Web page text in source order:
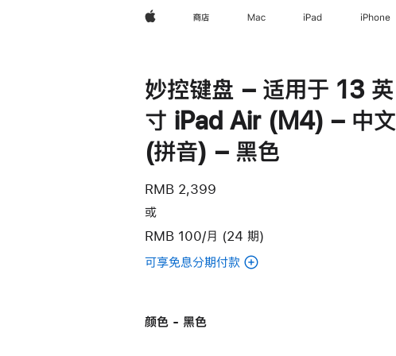
Apple 商店 Mac iPad iPhone
妙控键盘 – 适用于 13 英
寸 iPad Air (M4) – 中文
(拼音) – 黑色
RMB 2,399
或
RMB 100/月 (24 期)
可享免息分期付款 (妙
颜色 - 黑色